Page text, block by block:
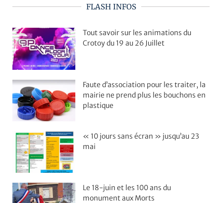
FLASH INFOS
Tout savoir sur les animations du
Crotoy du 19 au 26 Juillet
Faute d’association pour les traiter, la
mairie ne prend plus les bouchons en
plastique
« 10 jours sans écran » jusqu’au 23
mai
Le 18-juin et les 100 ans du
monument aux Morts